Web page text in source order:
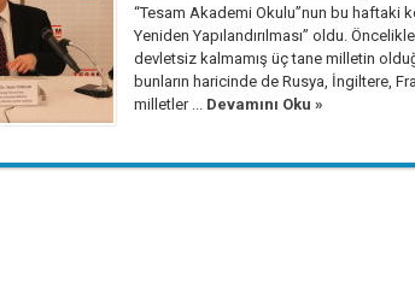
“Tesam Akademi Okulu”nun bu haftaki
Yeniden Yapılandırılması” oldu.
devletsiz kalmamış üç tane milletin
bunların haricinde de Rusya, İngiltere,
milletler ... Devamını Oku »